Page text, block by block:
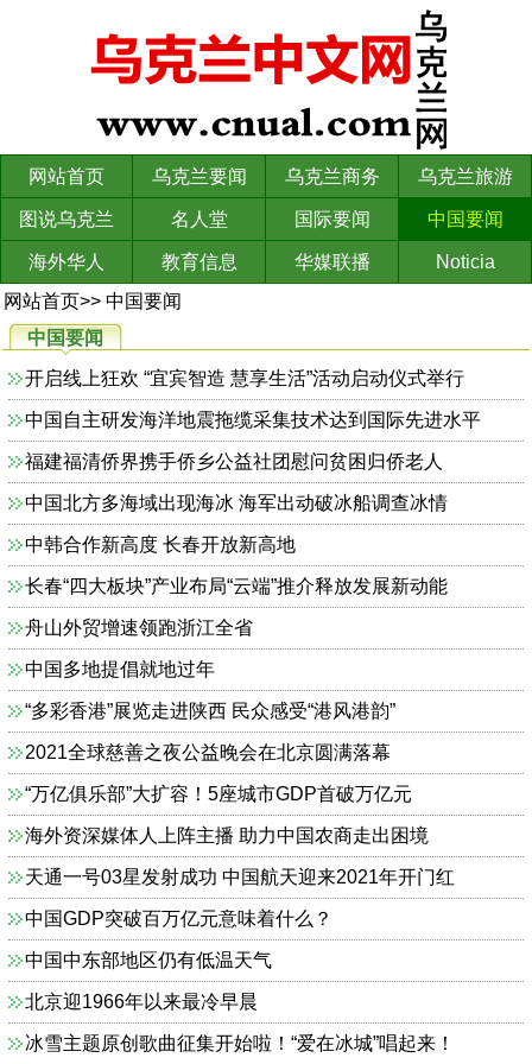
网站首页 乌克兰要闻 乌克兰商务 乌克兰旅游
图说乌克兰 名人堂 国际要闻 中国要闻
海外华人 教育信息 华媒联播
Noticia
网站首页>> 中国要闻
中国要闻
开启线上狂欢 “宜宾智造 慧享生活”活动启动仪式举行
中国自主研发海洋地震拖缆采集技术达到国际先进水平
福建福清侨界携手侨乡公益社团慰问贫困归侨老人
中国北方多海域出现海冰 海军出动破冰船调查冰情
中韩合作新高度 长春开放新高地
长春“四大板块”产业布局“云端”推介释放发展新动能
舟山外贸增速领跑浙江全省
中国多地提倡就地过年
“多彩香港”展览走进陕西 民众感受“港风港韵”
2021全球慈善之夜公益晚会在北京圆满落幕
“万亿俱乐部”大扩容！5座城市GDP首破万亿元
海外资深媒体人上阵主播 助力中国农商走出困境
天通一号03星发射成功 中国航天迎来2021年开门红
中国GDP突破百万亿元意味着什么？
中国中东部地区仍有低温天气
北京迎1966年以来最冷早晨
冰雪主题原创歌曲征集开始啦！“爱在冰城”唱起来！